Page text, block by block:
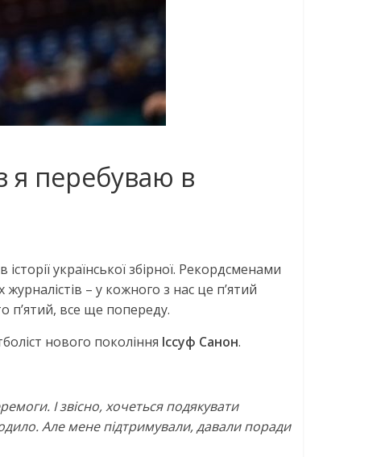
я перебуваю в
української збірної. Рекордсменами
– у кожного з нас це п’ятий
п’ятий, все ще попереду.
нового покоління Іссуф Санон.
І звісно, хочеться подякувати
Але мене підтримували, давали поради